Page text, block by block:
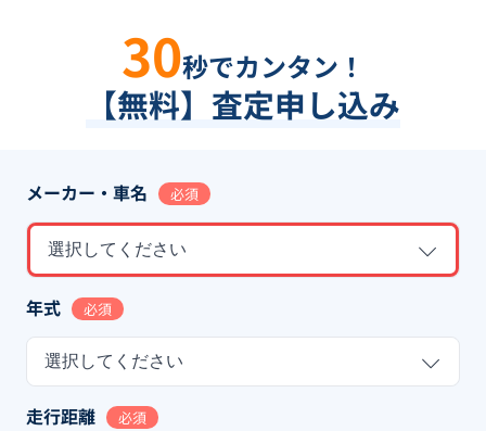
30秒でカンタン！
【無料】査定申し込み
メーカー・車名 必須
選択してください
年式 必須
選択してください
走行距離 必須